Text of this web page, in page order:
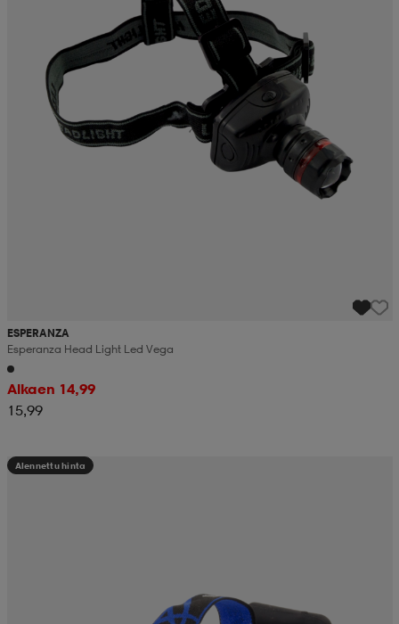
ESPERANZA
Esperanza Head Light Led Vega
Alkaen 14,99
15,99
Alennettu hinta